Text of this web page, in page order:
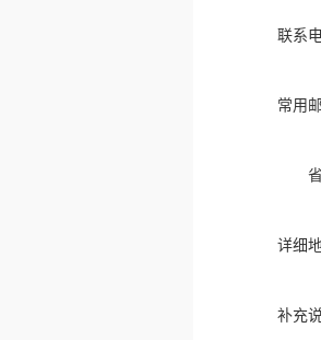
联系
常用
详细
补充